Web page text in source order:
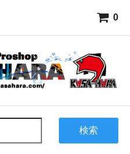
0
検索